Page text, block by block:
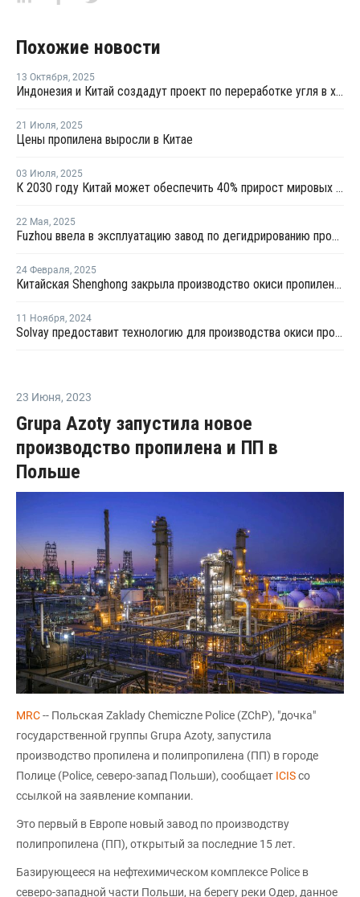
Похожие новости
13 Октября, 2025
Индонезия и Китай создадут проект по переработке угля в химикаты
21 Июля, 2025
Цены пропилена выросли в Китае
03 Июля, 2025
К 2030 году Китай может обеспечить 40% прирост мировых мощностей по выпуску пропилена
22 Мая, 2025
Fuzhou ввела в эксплуатацию завод по дегидрированию пропана мощностью 900 тысяч тонн
24 Февраля, 2025
Китайская Shenghong закрыла производство окиси пропилена и стирола в Цзянсу из-за слабой маржи
11 Ноября, 2024
Solvay предоставит технологию для производства окиси пропилена в Китае
23 Июня, 2023
Grupa Azoty запустила новое
производство пропилена и ПП в
Польше
MRC-- Польская Zaklady Chemiczne Police (ZChP), "дочка"
государственной группы Grupa Azoty, запустила
производство пропилена и полипропилена (ПП) в городе
Полице (Police, северо-запад Польши), сообщает ICISсо
ссылкой на заявление компании.
Это первый в Европе новый завод по производству
полипропилена (ПП), открытый за последние 15 лет.
Базирующееся на нефтехимическом комплексе Police в
северо-западной части Польши, на берегу реки Одер, данное